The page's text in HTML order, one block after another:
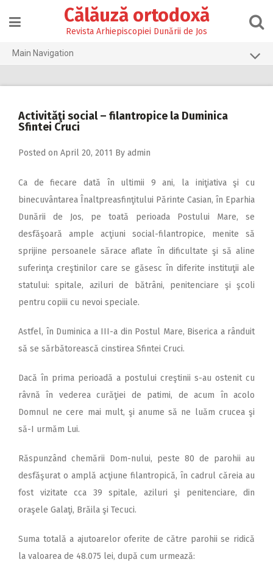
content
Călăuză ortodoxă
Revista Arhiepiscopiei Dunării de Jos
Main Navigation
2025
2022
2020
2019
2017
2015
2013
2012
2010
Activităţi social – filantropice la Duminica
Sfintei Cruci
Posted on April 20, 2011 By admin
Ca de fiecare dată în ultimii 9 ani, la iniţiativa şi cu
binecuvântarea Înaltpreasfinţitului Părinte Casian, în Eparhia
Dunării de Jos, pe toată perioada Postului Mare, se
desfăşoară ample acţiuni social-filantropice, menite să
sprijine persoanele sărace aflate în dificultate şi să aline
suferinţa creştinilor care se găsesc în diferite instituţii ale
statului: spitale, aziluri de bătrâni, penitenciare şi şcoli
pentru copiii cu nevoi speciale.
Astfel, în Duminica a III-a din Postul Mare, Biserica a rânduit
să se sărbătorească cinstirea Sfintei Cruci.
Dacă în prima perioadă a postului creştinii s-au ostenit cu
râvnă în vederea curăţiei de patimi, de acum în acolo
Domnul ne cere mai mult, şi anume să ne luăm crucea şi
să-I urmăm Lui.
Răspunzând chemării Dom-nului, peste 80 de parohii au
desfăşurat o amplă acţiune filantropică, în cadrul căreia au
fost vizitate cca 39 spitale, aziluri şi penitenciare, din
oraşele Galaţi, Brăila şi Tecuci.
Suma totală a ajutoarelor oferite de către parohii se ridică
la valoarea de 48.075 lei, după cum urmează: